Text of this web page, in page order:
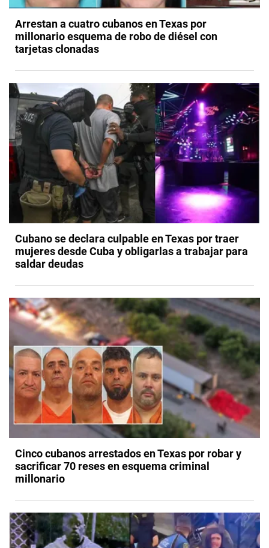
Arrestan a cuatro cubanos en Texas por
millonario esquema de robo de diésel con
tarjetas clonadas
Cubano se declara culpable en Texas por traer
mujeres desde Cuba y obligarlas a trabajar para
saldar deudas
Cinco cubanos arrestados en Texas por robar y
sacrificar 70 reses en esquema criminal
millonario